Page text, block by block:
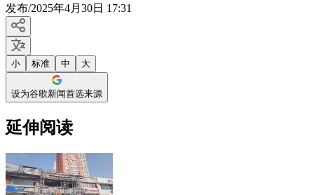
发布/2025年4月30日 17:31
小 标准 中 大
设为谷歌新闻首选来源
延伸阅读